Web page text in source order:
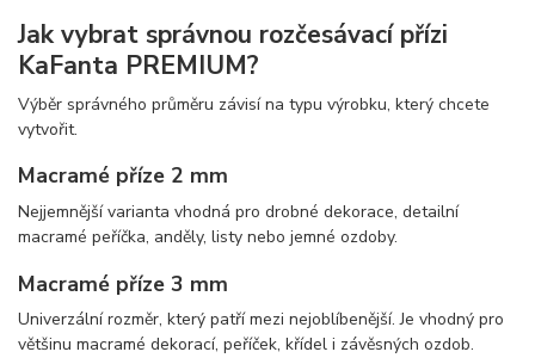
Jak vybrat správnou rozčesávací přízi
KaFanta PREMIUM?
Výběr správného průměru závisí na typu výrobku, který chcete
vytvořit.
Macramé příze 2 mm
Nejjemnější varianta vhodná pro drobné dekorace, detailní
macramé peříčka, anděly, listy nebo jemné ozdoby.
Macramé příze 3 mm
Univerzální rozměr, který patří mezi nejoblíbenější. Je vhodný pro
většinu macramé dekorací, peříček, křídel i závěsných ozdob.